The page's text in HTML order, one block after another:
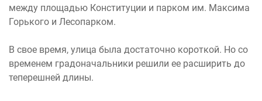
между площадью Конституции и парком им. Максима
Горького и Лесопарком.
В свое время, улица была достаточно короткой. Но со
временем градоначальники решили ее расширить до
теперешней длины.